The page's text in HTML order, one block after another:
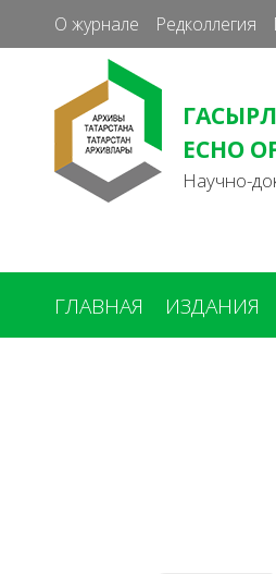
О журнале Редколлегия
ECHO
Научно-
ГЛАВНАЯ ИЗДАНИЯ